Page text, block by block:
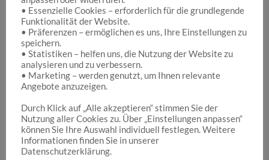
Hocuspocus – Ihr Onlineshop für die schönen
Dinge des Lebens
Hocuspocus ist die richtige Anlaufstelle für Dich,
wenn Du auf der Suche nach schönen
Geschenken , tollenSpielwarenoder
ansprechenderDekorationbist. Wir von
Hocuspocus wissen schöne Dinge stets zu
schätzen und legen daher großen Wert darauf,
• Essenzielle Cookies – erforderlich für die grundlegende
Funktionalität der Website.
• Präferenzen – ermöglichen es uns, Ihre Einstellungen zu
speichern.
• Statistiken – helfen uns, die Nutzung der Website zu
analysieren und zu verbessern.
• Marketing – werden genutzt, um Ihnen relevante
Angebote anzuzeigen.
Durch Klick auf „Alle akzeptieren“ stimmen Sie der
Nutzung aller Cookies zu. Über „Einstellungen anpassen“
können Sie Ihre Auswahl individuell festlegen. Weitere
Informationen finden Sie in unserer
Datenschutzerklärung.